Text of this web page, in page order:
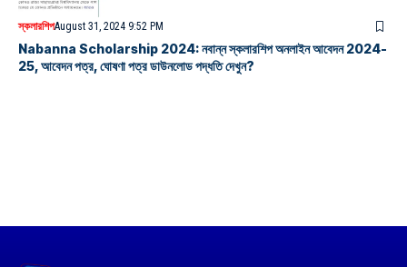
স্কলারশিপAugust 31, 2024 9:52 PM
Nabanna Scholarship 2024: নবান্ন স্কলারশিপ অনলাইন আবেদন 2024-
25, আবেদন পত্র, ঘোষণা পত্র ডাউনলোড পদ্ধতি দেখুন?